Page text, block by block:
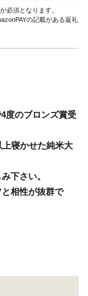
必須となります。
の記載がある返礼
度のブロンズ賞受
寝かせた純米大
下さい。
相性が抜群で